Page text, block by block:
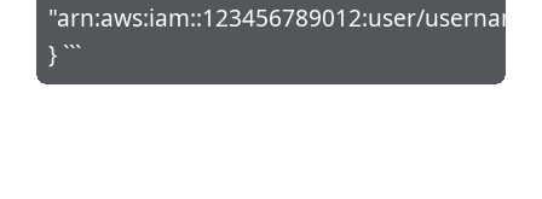
"arn:aws:iam::123456789012:user/
} ```